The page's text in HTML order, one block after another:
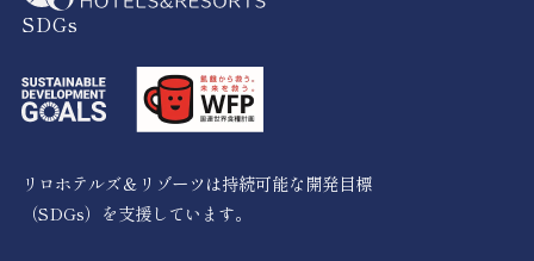
SDGs
リロホテルズ＆リゾーツは持続可能な開発目標
（SDGs）を支援しています。